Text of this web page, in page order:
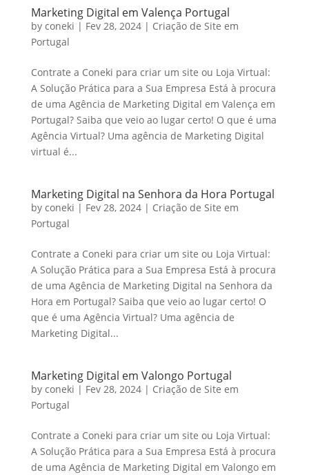
Marketing Digital em Valença Portugal
by coneki | Fev 28, 2024| Criação de Site em
Portugal
Contrate a Coneki para criar um site ou Loja Virtual:
A Solução Prática para a Sua Empresa Está à procura
de uma Agência de Marketing Digital em Valença em
Portugal? Saiba que veio ao lugar certo! O que é uma
Agência Virtual? Uma agência de Marketing Digital
virtual é...
Marketing Digital na Senhora da Hora Portugal
by coneki | Fev 28, 2024| Criação de Site em
Portugal
Contrate a Coneki para criar um site ou Loja Virtual:
A Solução Prática para a Sua Empresa Está à procura
de uma Agência de Marketing Digital na Senhora da
Hora em Portugal? Saiba que veio ao lugar certo! O
que é uma Agência Virtual? Uma agência de
Marketing Digital...
Marketing Digital em Valongo Portugal
by coneki | Fev 28, 2024| Criação de Site em
Portugal
Contrate a Coneki para criar um site ou Loja Virtual:
A Solução Prática para a Sua Empresa Está à procura
de uma Agência de Marketing Digital em Valongo em